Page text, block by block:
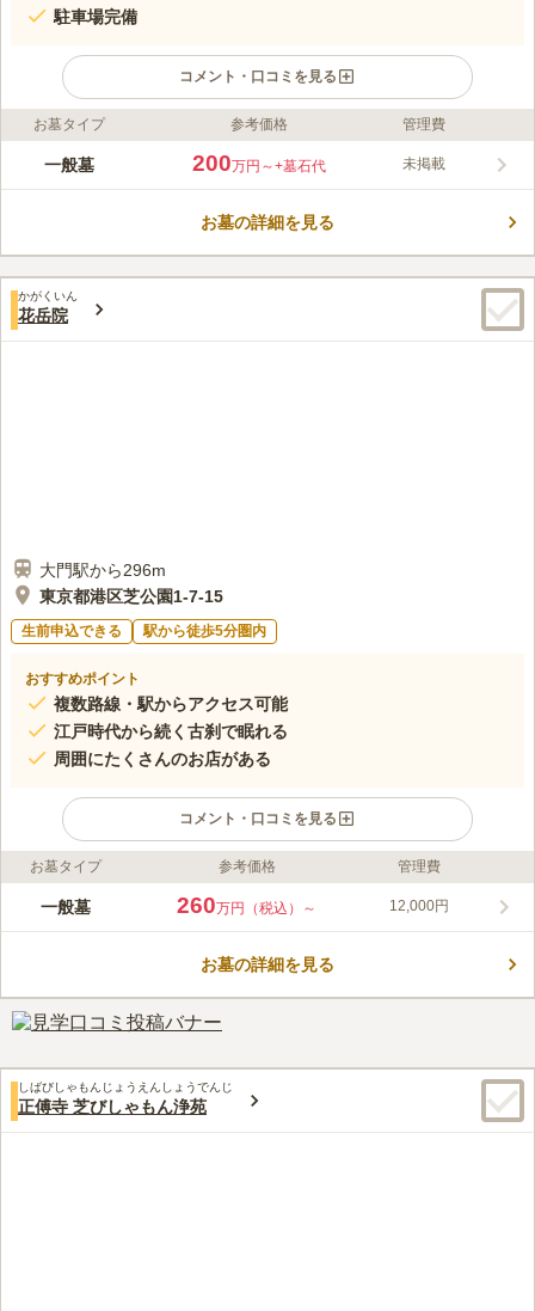
駐車場完備
コメント・口コミを見る
ライフドット編集部のコメント
最寄りの日比谷線「神谷町駅」から徒歩6分、「赤羽橋駅」、
様々な施設が完備されています。総けやき造りの本堂、庫裡は昭
口コミ評価
この霊園はまだ誰からも評価されていません。
お墓タイプ 参考価格 管理費
一般墓 200万円～+墓石代 未掲載
お墓の詳細を見る
かがくいん
花岳院
大門駅から296m
東京都港区芝公園1-7-15
生前申込できる 駅から徒歩5分圏内
おすすめポイント
複数路線・駅からアクセス可能
江戸時代から続く古刹で眠れる
周囲にたくさんのお店がある
コメント・口コミを見る
ライフドット編集部のコメント
花岳院は増上寺の坊中四十八寺院のうち、「七大庭園」とも呼ば
の格の高さがうかがえます。港区芝という都心の一等地にあるた
います。墓地は本堂の裏手にあり、参道はコンククリートで舗装
されています。
口コミ評価
お墓タイプ 参考価格 管理費
一般墓 260万円（税込）～ 12,000円
お墓の詳細を見る
しばびしゃもんじょうえんしょうでんじ
正傅寺 芝びしゃもん浄苑